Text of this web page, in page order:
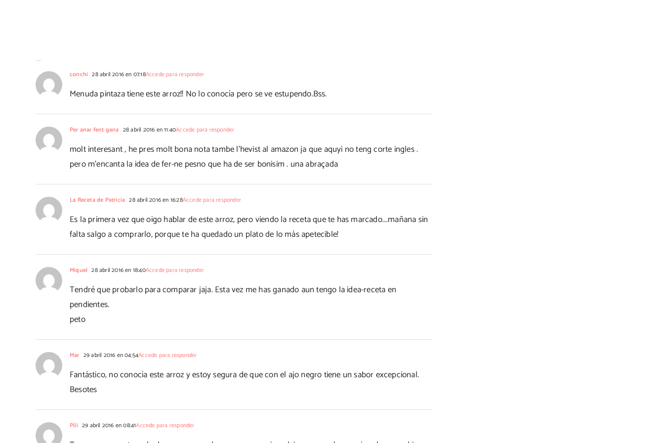
conchi 28 abril 2016 en 07:18Accede para responder
Menuda pintaza tiene este arroz!! No lo conocía pero se ve estupendo.Bss.
Per anar fent gana 28 abril 2016 en 11:40Accede para responder
molt interesant , he pres molt bona nota tambe l'hevist al amazon ja que aquyi no teng corte ingles .
pero m'encanta la idea de fer-ne pesno que ha de ser bonisim . una abraçada
La Receta de Patricia 28 abril 2016 en 16:28Accede para responder
Es la primera vez que oigo hablar de este arroz, pero viendo la receta que te has marcado….mañana sin
falta salgo a comprarlo, porque te ha quedado un plato de lo más apetecible!
Miquel 28 abril 2016 en 18:40Accede para responder
Tendré que probarlo para comparar jaja. Esta vez me has ganado aun tengo la idea-receta en
pendientes.
peto
Mar 29 abril 2016 en 04:54Accede para responder
Fantástico, no conocía este arroz y estoy segura de que con el ajo negro tiene un sabor excepcional.
Besotes
Pili 29 abril 2016 en 08:41Accede para responder